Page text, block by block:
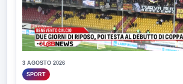
3 AGOSTO 2026
SPORT